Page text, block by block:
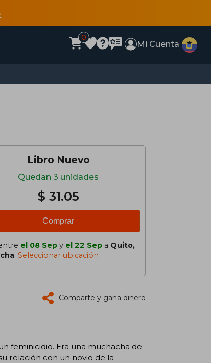
0
Mi Cuenta
Libro Nuevo
Quedan 3 unidades
$ 31.05
Comprar
el 08 Sep y el 22 Sep a Quito,
. Seleccionar ubicación
Comparte y gana dinero
feminicidio. Era una muchacha de
relación con un novio de la